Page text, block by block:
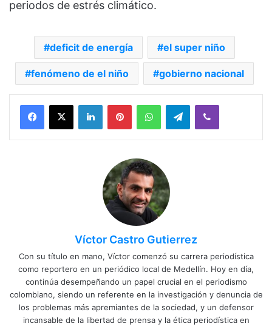
periodos de estrés climático.
deficit de energía el super niño
fenómeno de el niño gobierno nacional
Facebook
X LinkedInPinterestWhatsAppTelegramViber
Víctor Castro Gutierrez
Con su título en mano, Víctor comenzó su carrera periodística
como reportero en un periódico local de Medellín. Hoy en día,
continúa desempeñando un papel crucial en el periodismo
colombiano, siendo un referente en la investigación y denuncia de
los problemas más apremiantes de la sociedad, y un defensor
incansable de la libertad de prensa y la ética periodística en